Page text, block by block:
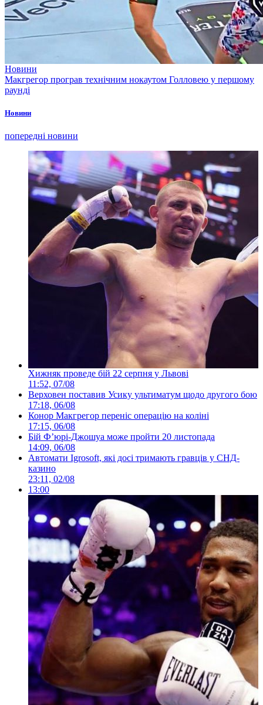
Новини
Макгрегор програв технічним нокаутом Голловею у першому
раунді
Новини
попередні новини
Хижняк проведе бій 22 серпня у Львові
11:52, 07/08
Верховен поставив Усику ультиматум щодо другого бою
17:18, 06/08
Конор Макгрегор переніс операцію на коліні
17:15, 06/08
Бій Ф’юрі-Джошуа може пройти 20 листопада
14:09, 06/08
Автомати Igrosoft, які досі тримають гравців у СНД-
казино
23:11, 02/08
13:00